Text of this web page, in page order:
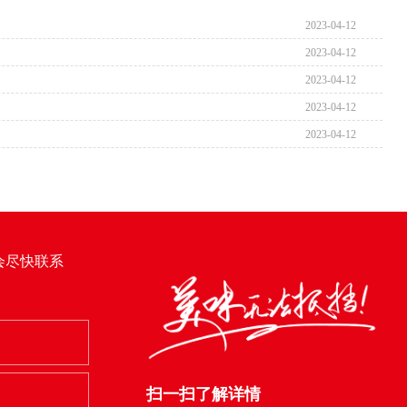
2023-04-12
2023-04-12
2023-04-12
2023-04-12
2023-04-12
尽快联系
扫一扫了解详情